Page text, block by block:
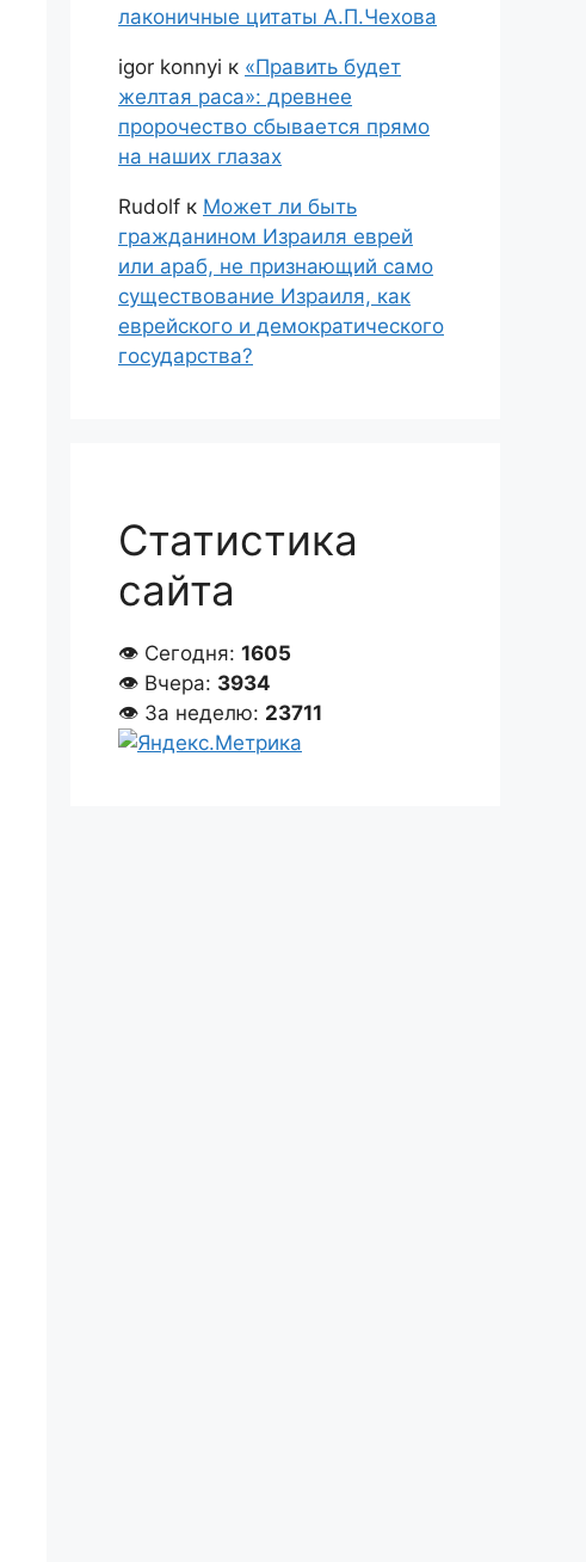
лаконичные цитаты А.П.Чехова
igor konnyi к «Править будет
желтая раса»: древнее
пророчество сбывается прямо
на наших глазах
Rudolf к Может ли быть
гражданином Израиля еврей
или араб, не признающий само
существование Израиля, как
еврейского и демократического
государства?
Статистика
сайта
👁 Сегодня: 1605
👁 Вчера: 3934
👁 За неделю: 23711